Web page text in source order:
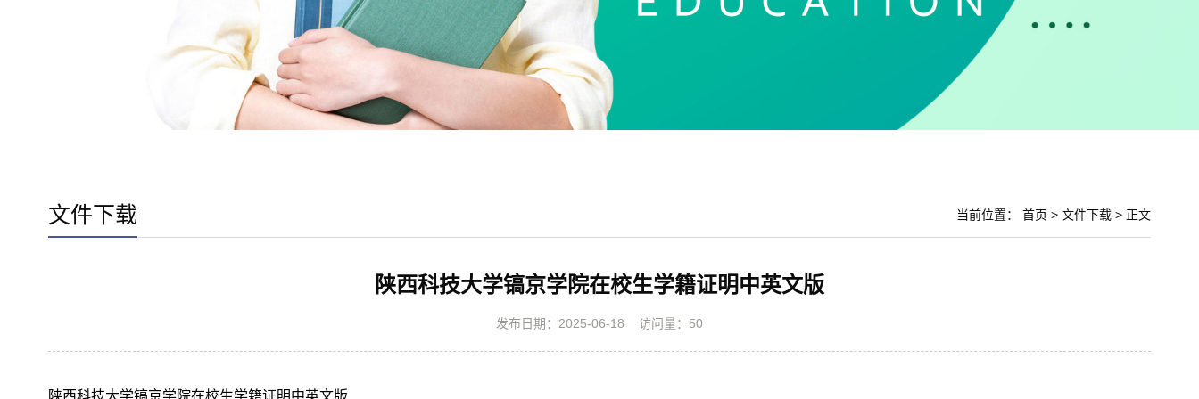
文件下载 当前位置：首页 >文件下载 > 正文
陕西科技大学镐京学院在校生学籍证明中英文版
发布日期：2025-06-18 访问量： 50
陕西科技大学镐京学院在校生学籍证明中英文版